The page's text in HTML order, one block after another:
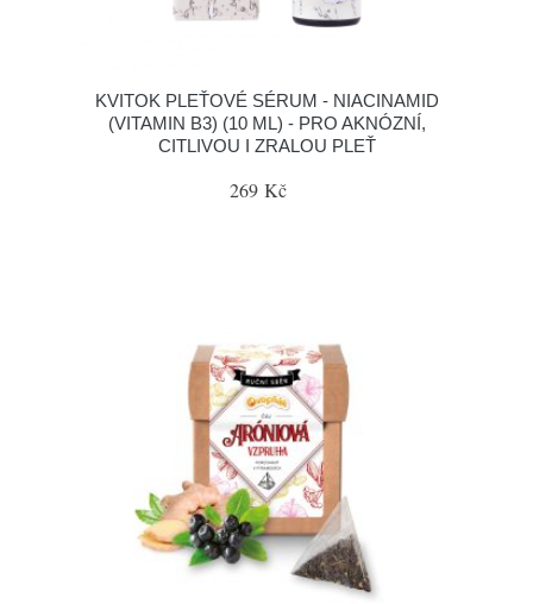
KVITOK PLEŤOVÉ SÉRUM - NIACINAMID
(VITAMIN B3) (10 ML) - PRO AKNÓZNÍ,
CITLIVOU I ZRALOU PLEŤ
269 Kč